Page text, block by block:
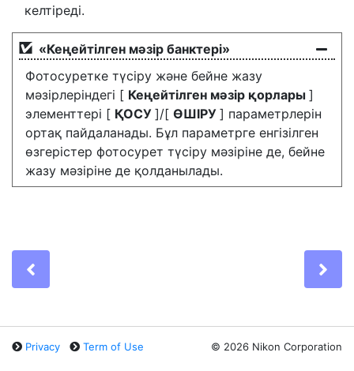
келтіреді.
«Кеңейтілген мәзір банктері»
Фотосуретке түсіру және бейне жазу
мәзірлеріндегі [ Кеңейтілген мәзір қорлары ]
элементтері [ ҚОСУ ]/[ ӨШІРУ ] параметрлерін
ортақ пайдаланады. Бұл параметрге енгізілген
өзгерістер фотосурет түсіру мәзіріне де, бейне
жазу мәзіріне де қолданылады.
Privacy Term of Use © 2026 Nikon Corporation